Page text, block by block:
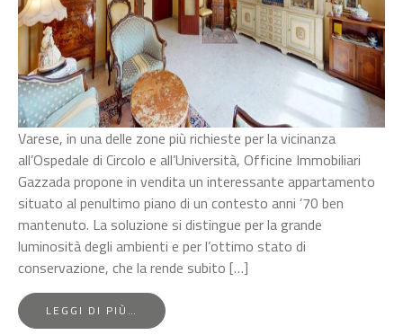
Varese, in una delle zone più richieste per la vicinanza
all’Ospedale di Circolo e all’Università, Officine Immobiliari
Gazzada propone in vendita un interessante appartamento
situato al penultimo piano di un contesto anni ’70 ben
mantenuto. La soluzione si distingue per la grande
luminosità degli ambienti e per l’ottimo stato di
conservazione, che la rende subito […]
LEGGI DI PIÙ…
FROM
VARESE,